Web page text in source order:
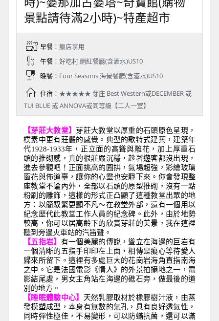
景點請待滿2小時)~特產超市
早餐：飯店享用
午餐：好吃村 網紅餐廳(含酒水)US10
晚餐：Four Seasons 海景餐廳(含酒水)US10
住宿：★★★★★ 芽庄 Best Western或DECEMBER 或
TUI BLUE 或 ANNOVA或同等級【二人一室】
【芽莊大教堂】芽莊大教堂以厚重的石頭原色呈現，
樸素中更有莊嚴的感覺。典型的歌特式建築，建築年
代1928-1933年，正立面的高聳與雕花，加上厚重石
頭的推砌感，真的很莊嚴沉穩，趁著遊客都沒出現，
進去參觀吧！正面挑高的圓拱，氣場超強，彩繪玻璃
窗花與佈道臺，讓你的心靈也安靜下來。你會發現整
座教堂不論內外，全部以石頭的原型推砌，沒有一點
粉刷的雕飾，這樣的形式正凸顯了這種教堂出眾的地
方：以簡馭繁更顯不凡～在教堂外部，還有一個用以
紀念歷代此教堂工作人員的紀念碑。此外，由於地勢
較高，你可以居高齡下的欣賞芽莊的美景，我在這裡
聽到旁邊火車站的汽笛聲。
【五指岩】 有一個美麗的傳說，聳立在海邊的巨岩有
一個清晰的五指手印印在上面，相傳是癡心等待愛人
歸來所留下。這裡有多處巨大的花崗岩海角直指南海
之中。它是法國電影《情人》的外景拍攝地之一，電
影結尾處，男女主角站在海邊的礁石旁，做最後的道
別的地方。
【睡眠體驗中心】 天然乳膠取材於橡膠樹汁液，由蒸
發模塑成型，本身有無數的氣孔，具有良好透氣性，
同時彈性極佳，不易變形，可以防蟎抗菌，還可以滿